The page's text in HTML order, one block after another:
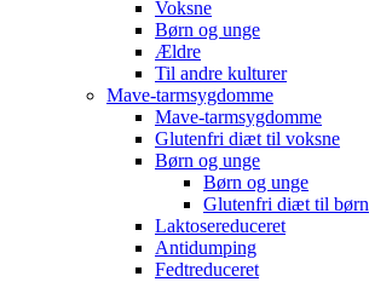
Voksne
Børn og unge
Ældre
Til andre kulturer
Mave-tarmsygdomme
Mave-tarmsygdomme
Glutenfri diæt til voksne
Børn og unge
Børn og unge
Glutenfri diæt til børn
Laktosereduceret
Antidumping
Fedtreduceret